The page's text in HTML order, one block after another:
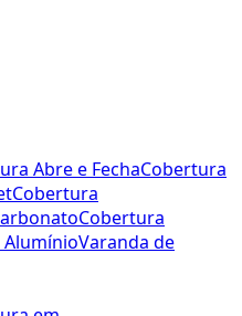
Abre e FechaCobertura
Cobertura
Cobertura
Varanda de